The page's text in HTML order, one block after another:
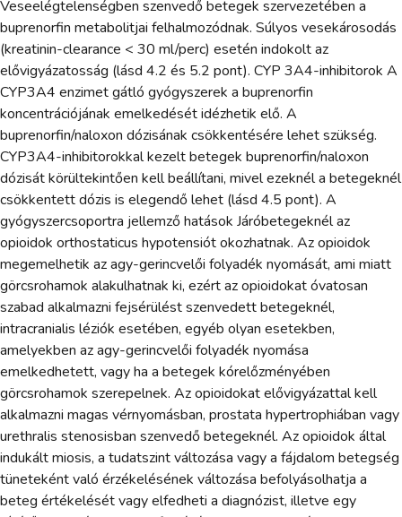
Veseelégtelenségben szenvedő betegek szervezetében a
buprenorfin metabolitjai felhalmozódnak. Súlyos vesekárosodás
(kreatinin-clearance < 30 ml/perc) esetén indokolt az
elővigyázatosság (lásd 4.2 és 5.2 pont). CYP 3A4-inhibitorok A
CYP3A4 enzimet gátló gyógyszerek a buprenorfin
koncentrációjának emelkedését idézhetik elő. A
buprenorfin/naloxon dózisának csökkentésére lehet szükség.
CYP3A4-inhibitorokkal kezelt betegek buprenorfin/naloxon
dózisát körültekintően kell beállítani, mivel ezeknél a betegeknél
csökkentett dózis is elegendő lehet (lásd 4.5 pont). A
gyógyszercsoportra jellemző hatások Járóbetegeknél az
opioidok orthostaticus hypotensiót okozhatnak. Az opioidok
megemelhetik az agy-gerincvelői folyadék nyomását, ami miatt
görcsrohamok alakulhatnak ki, ezért az opioidokat óvatosan
szabad alkalmazni fejsérülést szenvedett betegeknél,
intracranialis léziók esetében, egyéb olyan esetekben,
amelyekben az agy-gerincvelői folyadék nyomása
emelkedhetett, vagy ha a betegek kórelőzményében
görcsrohamok szerepelnek. Az opioidokat elővigyázattal kell
alkalmazni magas vérnyomásban, prostata hypertrophiában vagy
urethralis stenosisban szenvedő betegeknél. Az opioidok által
indukált miosis, a tudatszint változása vagy a fájdalom betegség
tüneteként való érzékelésének változása befolyásolhatja a
beteg értékelését vagy elfedheti a diagnózist, illetve egy